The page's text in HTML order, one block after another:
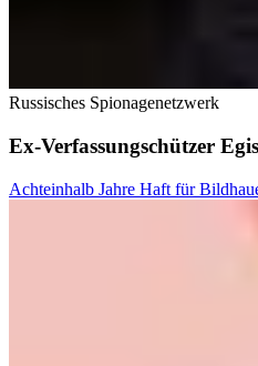
Russisches Spionagenetzwerk
Ex-Verfassungschützer
Achteinhalb Jahre Haft für